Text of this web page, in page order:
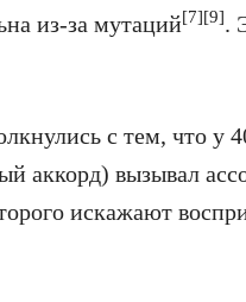
из-за мутаций[7][9].
с тем, что у
аккорд) вызывал
искажают